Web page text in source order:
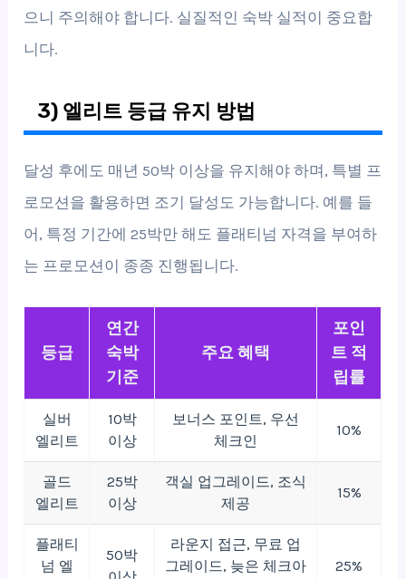
으니 주의해야 합니다. 실질적인 숙박 실적이 중요합
니다.
3) 엘리트 등급 유지 방법
달성 후에도 매년 50박 이상을 유지해야 하며, 특별 프
로모션을 활용하면 조기 달성도 가능합니다. 예를 들
어, 특정 기간에 25박만 해도 플래티넘 자격을 부여하
는 프로모션이 종종 진행됩니다.
등급
연간
숙박
기준
주요 혜택
포인
트 적
립률
실버
엘리트
10박
이상
보너스 포인트, 우선
체크인
10%
골드
엘리트
25박
이상
객실 업그레이드, 조식
제공
15%
플래티
넘 엘
50박
라운지 접근, 무료 업
그레이드, 늦은 체크아
25%